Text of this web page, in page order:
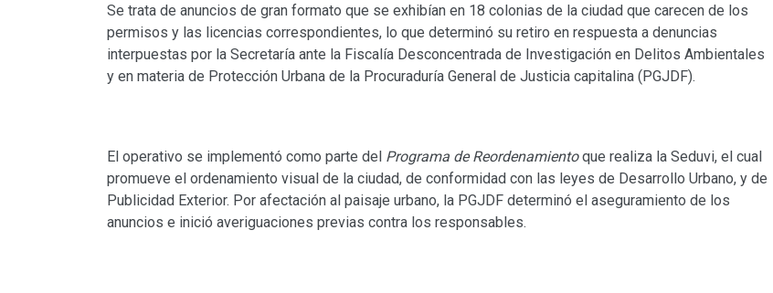
Se trata de anuncios de gran formato que se exhibían en 18 colonias de la ciudad que carecen de los
permisos y las licencias correspondientes, lo que determinó su retiro en respuesta a denuncias
interpuestas por la Secretaría ante la Fiscalía Desconcentrada de Investigación en Delitos Ambientales
y en materia de Protección Urbana de la Procuraduría General de Justicia capitalina (PGJDF).
El operativo se implementó como parte del Programa de Reordenamientoque realiza la Seduvi, el cual
promueve el ordenamiento visual de la ciudad, de conformidad con las leyes de Desarrollo Urbano, y de
Publicidad Exterior. Por afectación al paisaje urbano, la PGJDF determinó el aseguramiento de los
anuncios e inició averiguaciones previas contra los responsables.